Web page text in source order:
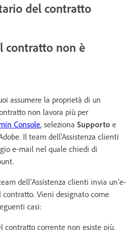
del contratto
contratto non è
assumere la proprietà di un
non lavora più per
Console, seleziona Supporto e
Il team dell'Assistenza clienti
e-mail nel quale chiedi di
dell’Assistenza clienti invia un’e-
Vieni designato come
casi:
contratto corrente non esiste più.